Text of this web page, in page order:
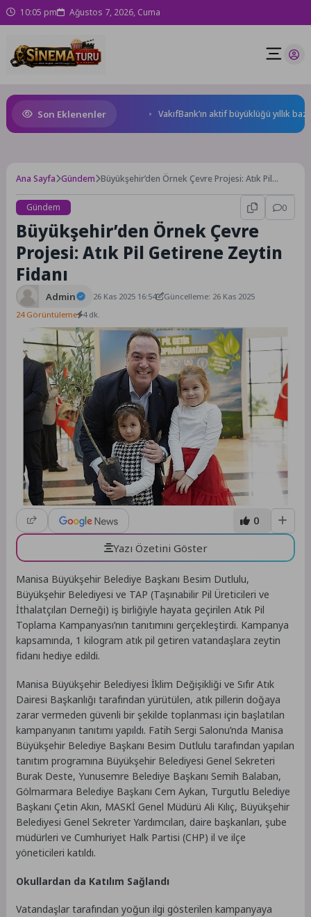
10:05 pm Ağustos 7, 2026, Cuma
Son Eklenenler
dünyasında buluştu VakıfBank’ın aktif büyüklüğü yıllık bazda
Ana Sayfa Gündem Büyükşehir’den Örnek Çevre Projesi: Atık Pil
Gündem
0
Büyükşehir’den Örnek Çevre
Projesi: Atık Pil Getirene Zeytin
Fidanı
Admin 26 Kas 2025 16:54
Güncelleme: 26 Kas 2025
24 Görüntüleme 4 dk.
0
Yazı Özetini Göster
Manisa Büyükşehir Belediye Başkanı Besim Dutlulu,
Büyükşehir Belediyesi ve TAP (Taşınabilir Pil Üreticileri ve
İthalatçıları Derneği) iş birliğiyle hayata geçirilen Atık Pil
Toplama Kampanyası’nın tanıtımını gerçekleştirdi. Kampanya
kapsamında, 1 kilogram atık pil getiren vatandaşlara zeytin
fidanı hediye edildi.
Manisa Büyükşehir Belediyesi İklim Değişikliği ve Sıfır Atık
Dairesi Başkanlığı tarafından yürütülen, atık pillerin doğaya
zarar vermeden güvenli bir şekilde toplanması için başlatılan
kampanyanın tanıtımı yapıldı. Fatih Sergi Salonu’nda Manisa
Büyükşehir Belediye Başkanı Besim Dutlulu tarafından yapılan
tanıtım programına Büyükşehir Belediyesi Genel Sekreteri
Burak Deste, Yunusemre Belediye Başkanı Semih Balaban,
Gölmarmara Belediye Başkanı Cem Aykan, Turgutlu Belediye
Başkanı Çetin Akın, MASKİ Genel Müdürü Ali Kılıç, Büyükşehir
Belediyesi Genel Sekreter Yardımcıları, daire başkanları, şube
müdürleri ve Cumhuriyet Halk Partisi (CHP) il ve ilçe
yöneticileri katıldı.
Okullardan da Katılım Sağlandı
Vatandaşlar tarafından yoğun ilgi gösterilen kampanyaya